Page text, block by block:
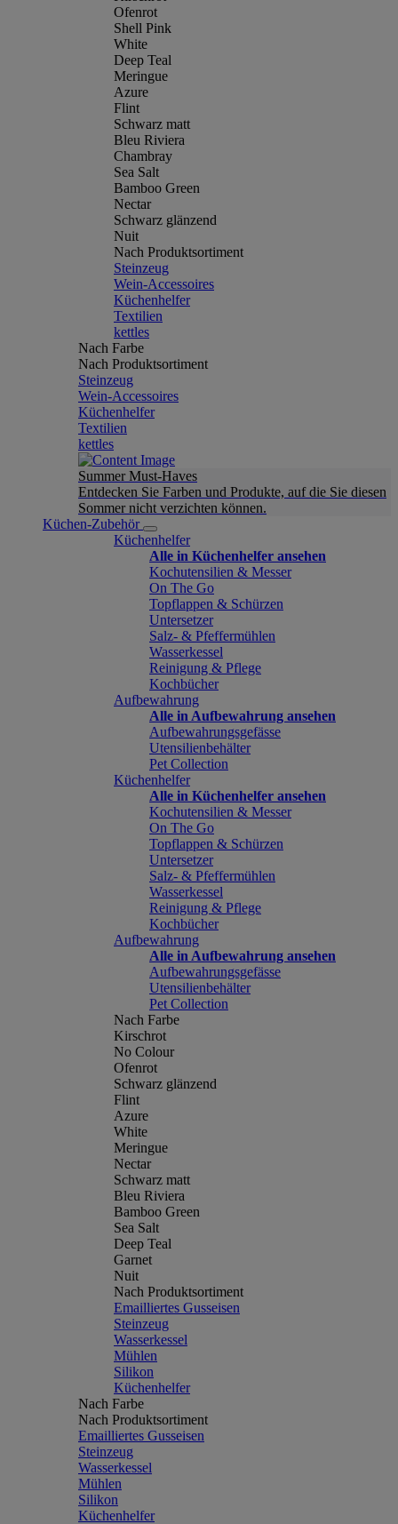
Ofenrot
Shell Pink
White
Deep Teal
Meringue
Azure
Flint
Schwarz matt
Bleu Riviera
Chambray
Sea Salt
Bamboo Green
Nectar
Schwarz glänzend
Nuit
Nach Produktsortiment
Steinzeug
Wein-Accessoires
Küchenhelfer
Textilien
kettles
Nach Farbe
Nach Produktsortiment
Steinzeug
Wein-Accessoires
Küchenhelfer
Textilien
kettles
Summer Must-Haves
Entdecken Sie Farben und Produkte, auf die Sie diesen
Sommer nicht verzichten können.
Küchen-Zubehör
Küchenhelfer
Alle in Küchenhelfer ansehen
Kochutensilien & Messer
On The Go
Topflappen & Schürzen
Untersetzer
Salz- & Pfeffermühlen
Wasserkessel
Reinigung & Pflege
Kochbücher
Aufbewahrung
Alle in Aufbewahrung ansehen
Aufbewahrungsgefässe
Utensilienbehälter
Pet Collection
Küchenhelfer
Alle in Küchenhelfer ansehen
Kochutensilien & Messer
On The Go
Topflappen & Schürzen
Untersetzer
Salz- & Pfeffermühlen
Wasserkessel
Reinigung & Pflege
Kochbücher
Aufbewahrung
Alle in Aufbewahrung ansehen
Aufbewahrungsgefässe
Utensilienbehälter
Pet Collection
Nach Farbe
Kirschrot
No Colour
Ofenrot
Schwarz glänzend
Flint
Azure
White
Meringue
Nectar
Schwarz matt
Bleu Riviera
Bamboo Green
Sea Salt
Deep Teal
Garnet
Nuit
Nach Produktsortiment
Emailliertes Gusseisen
Steinzeug
Wasserkessel
Mühlen
Silikon
Küchenhelfer
Nach Farbe
Nach Produktsortiment
Emailliertes Gusseisen
Steinzeug
Wasserkessel
Mühlen
Silikon
Küchenhelfer